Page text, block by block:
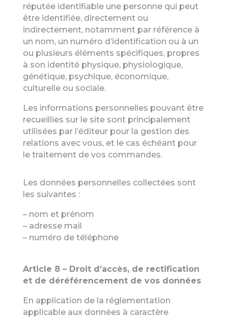
réputée identifiable une personne qui peut
être identifiée, directement ou
indirectement, notamment par référence à
un nom, un numéro d’identification ou à un
ou plusieurs éléments spécifiques, propres
à son identité physique, physiologique,
génétique, psychique, économique,
culturelle ou sociale.
Les informations personnelles pouvant être
recueillies sur le site sont principalement
utilisées par l’éditeur pour la gestion des
relations avec vous, et le cas échéant pour
le traitement de vos commandes.
Les données personnelles collectées sont
les suivantes :
– nom et prénom
– adresse mail
– numéro de téléphone
Article 8 – Droit d’accès, de rectification
et de déréférencement de vos données
En application de la réglementation
applicable aux données à caractère